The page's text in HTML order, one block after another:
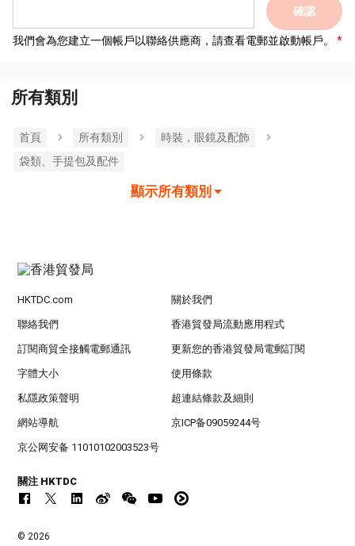
確認
我們會為您建立一個帳戶以聯絡供應商，請查看電郵並啟動帳戶。
所有類別
首頁 所有類別
時裝，眼鏡及配飾
袋類、手提包及配件
顯示所有類別
HKTDC.com 關於我們
聯絡我們 香港貿發局流動應用程式
訂閱商貿全接觸電郵通訊 更新您的香港貿發局電郵訂閱
字體大小 使用條款
私隱政策聲明 超連結條款及細則
網站導航 京ICP备09059244号
京公网安备 11010102003523号
關注 HKTDC
© 2026